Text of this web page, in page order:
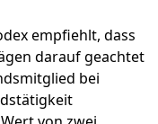
empfiehlt, dass
darauf geachtet
bei